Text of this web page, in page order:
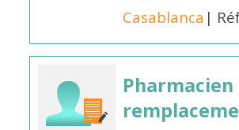
Casablanca |